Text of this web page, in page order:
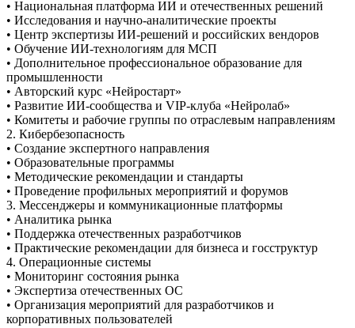
• Национальная платформа ИИ и отечественных решений
• Исследования и научно-аналитические проекты
• Центр экспертизы ИИ-решений и российских вендоров
• Обучение ИИ-технологиям для МСП
• Дополнительное профессиональное образование для
промышленности
• Авторский курс «Нейростарт»
• Развитие ИИ-сообщества и VIP-клуба «Нейролаб»
• Комитеты и рабочие группы по отраслевым направлениям
2. Кибербезопасность
• Создание экспертного направления
• Образовательные программы
• Методические рекомендации и стандарты
• Проведение профильных мероприятий и форумов
3. Мессенджеры и коммуникационные платформы
• Аналитика рынка
• Поддержка отечественных разработчиков
• Практические рекомендации для бизнеса и госструктур
4. Операционные системы
• Мониторинг состояния рынка
• Экспертиза отечественных ОС
• Организация мероприятий для разработчиков и
корпоративных пользователей